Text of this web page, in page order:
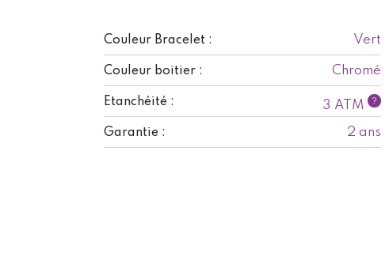
Couleur Bracelet : Vert
Couleur boitier : Chromé
Etanchéité : 3 ATM ?
Garantie : 2 ans